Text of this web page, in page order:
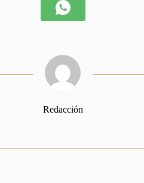
Redacción